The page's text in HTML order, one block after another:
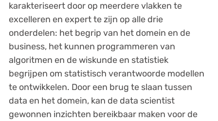
karakteriseert door op meerdere vlakken te
excelleren en expert te zijn op alle drie
onderdelen: het begrip van het domein en de
business, het kunnen programmeren van
algoritmen en de wiskunde en statistiek
begrijpen om statistisch verantwoorde modellen
te ontwikkelen. Door een brug te slaan tussen
data en het domein, kan de data scientist
gewonnen inzichten bereikbaar maken voor de